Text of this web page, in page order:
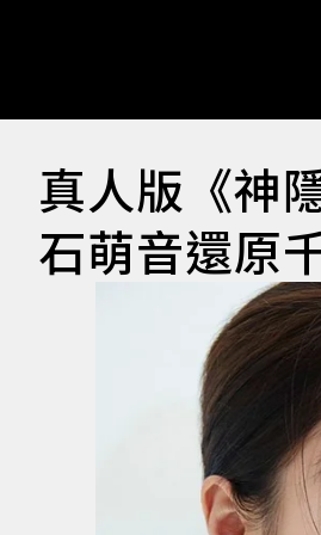
真人版《神
石萌音還原